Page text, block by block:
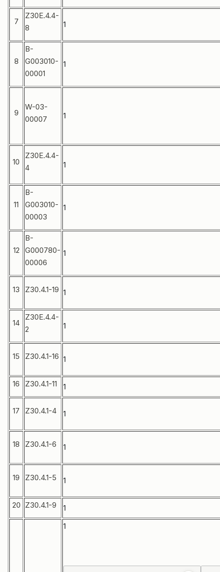
7
Z30E.4.4-
8
1
8
B-
G003010-
00001
1
9
W-03-
00007
1
10
Z30E.4.4-
4
1
11
B-
G003010-
00003
1
12
B-
G000780-
00006
1
13 Z30.4.1-19 1
14
Z30E.4.4-
2
1
15 Z30.4.1-16 1
16 Z30.4.1-11 1
17 Z30.4.1-4 1
18 Z30.4.1-6 1
19 Z30.4.1-5 1
20 Z30.4.1-9 1
1